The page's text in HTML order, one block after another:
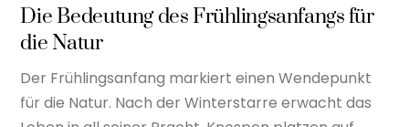
Die Bedeutung des Frühlingsanfangs für
die Natur
Der Frühlingsanfang markiert einen Wendepunkt
für die Natur. Nach der Winterstarre erwacht das